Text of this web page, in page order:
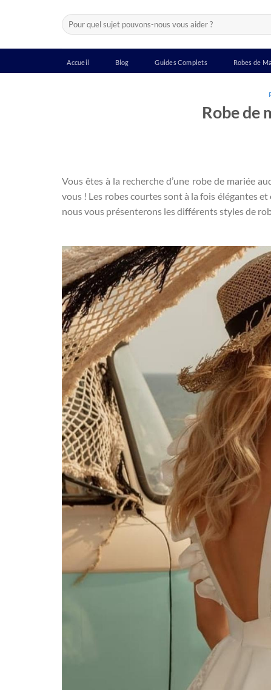
Recherche
pour :
Accueil Blog Guides Complets Robes de
Robe de
Vous êtes à la recherche d’une robe de mariée
vous ! Les robes courtes sont à la fois élégantes
nous vous présenterons les différents styles de